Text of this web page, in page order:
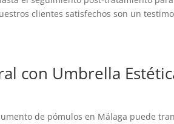
clientes satisfechos son un
con Umbrella
de pómulos en Málaga puede